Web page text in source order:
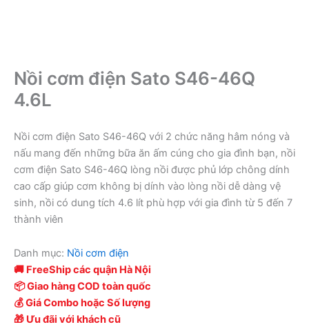
Nồi cơm điện Sato S46-46Q
4.6L
Nồi cơm điện Sato S46-46Q với 2 chức năng hâm nóng và
nấu mang đến những bữa ăn ấm cúng cho gia đình bạn, nồi
cơm điện Sato S46-46Q lòng nồi được phủ lớp chông dính
cao cấp giúp cơm không bị dính vào lòng nồi dễ dàng vệ
sinh, nồi có dung tích 4.6 lít phù hợp với gia đình từ 5 đến 7
thành viên
Danh mục: Nồi cơm điện
🚚 FreeShip các quận Hà Nội
📦 Giao hàng COD toàn quốc
💰 Giá Combo hoặc Số lượng
🎁 Ưu đãi với khách cũ